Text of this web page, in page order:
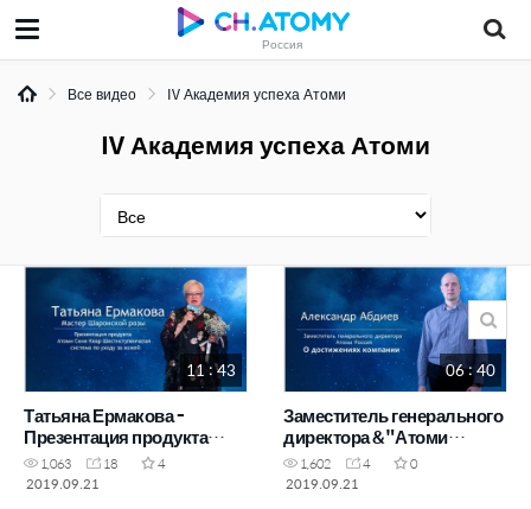
Россия
Все видео IV Академия успеха Атоми
IV Академия успеха Атоми
11 : 43
Татьяна Ермакова -
Презентация продукта
Атоми Скин Кеар
Шестиступенчатая система
1,063 18
4
2019.09.21
06 : 40
Заместитель генерального
директора &"Атоми
Россия&" Александр
Абдиев - О достижениях
1,602 4
0
2019.09.21